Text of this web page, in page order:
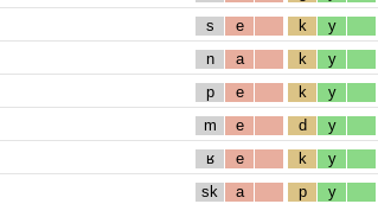
s e k y
n a k y
p e k y
m e d y
ʁ e k y
sk a p y